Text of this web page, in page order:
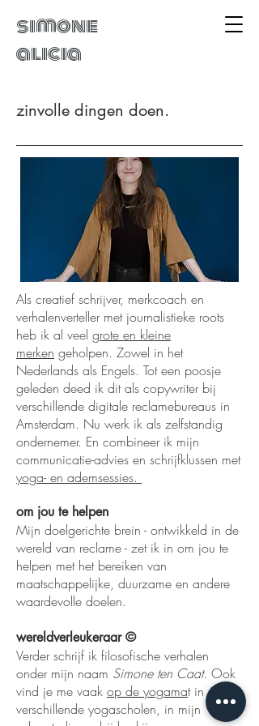
simone
alicia
zinvolle dingen doen.
Als creatief schrijver, merkcoach en
verhalenverteller met journalistieke roots
heb ik al veel grote en kleine
merken geholpen. Zowel in het
Nederlands als Engels. Tot een poosje
geleden deed ik dit als copywriter bij
verschillende digitale reclamebureaus in
Amsterdam. Nu werk ik als zelfstandig
ondernemer. En combineer ik mijn
communicatie-advies en schrijfklussen met
yoga- en ademsessies.
om jou te helpen
Mijn doelgerichte brein - ontwikkeld in de
wereld van reclame - zet ik in om jou te
helpen met het bereiken van
maatschappelijke, duurzame en andere
waardevolle doelen.
wereldverleukeraar©
Verder schrijf ik filosofische verhalen
onder mijn naam Simone ten Caat. Ook
vind je me vaak op de yogamat in
verschillende yogascholen, in mijn